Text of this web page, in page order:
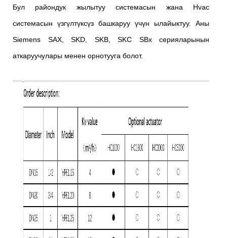
Бул райондук жылытуу системасын жана Hvac
системасын үзгүлтүксүз башкаруу үчүн ылайыктуу. Аны
Siemens SAX, SKD, SKB, SKC SBx серияларынын
аткаруучулары менен орнотууга болот.